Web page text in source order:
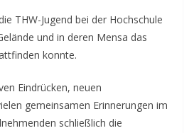
THW-Jugend bei der Hochschule
und in deren Mensa das
konnte.
Eindrücken, neuen
gemeinsamen Erinnerungen im
schließlich die